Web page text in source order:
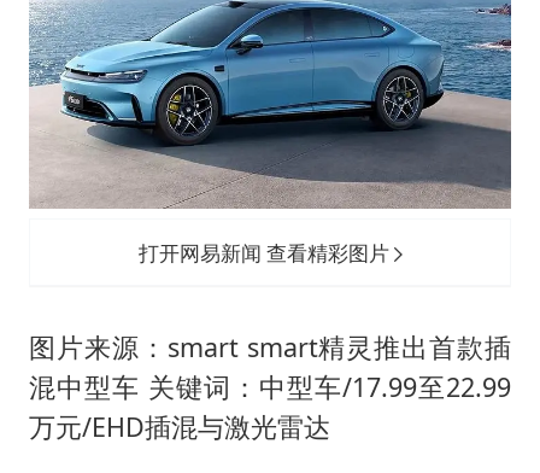
打开网易新闻 查看精彩图片
图片来源：smart smart精灵推出首款插
混中型车 关键词：中型车/17.99至22.99
万元/EHD插混与激光雷达